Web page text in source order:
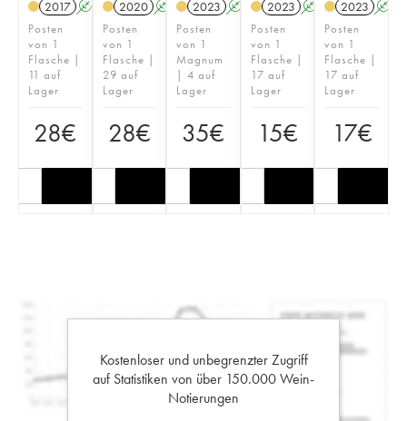
2017 A K
Posten
von 1
Flasche |
11 auf
Lager
28€
2020 A K
Posten
von 1
Flasche |
29 auf
Lager
28€
2023 A K
Posten
von 1
Magnum
| 4 auf
Lager
35€
2023 A K
Posten
von 1
Flasche |
17 auf
Lager
15€
2023 A
Posten
von 1
Flasche |
17 auf
Lager
17€
Kostenloser und unbegrenzter Zugriff
auf Statistiken von über 150.000 Wein-
Notierungen